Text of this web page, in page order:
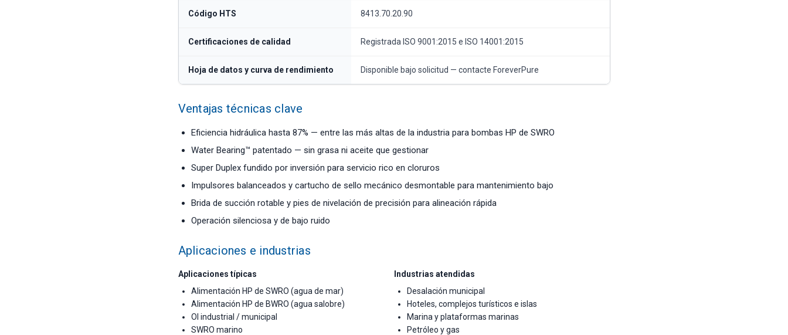
Código HTS 8413.70.20.90
Certificaciones de calidad Registrada ISO 9001:2015 e ISO 14001:2015
Hoja de datos y curva de rendimiento Disponible bajo solicitud — contacte ForeverPure
Ventajas técnicas clave
Eficiencia hidráulica hasta 87% — entre las más altas de la industria para bombas HP de SWRO
Water Bearing™ patentado — sin grasa ni aceite que gestionar
Super Duplex fundido por inversión para servicio rico en cloruros
Impulsores balanceados y cartucho de sello mecánico desmontable para mantenimiento bajo
Brida de succión rotable y pies de nivelación de precisión para alineación rápida
Operación silenciosa y de bajo ruido
Aplicaciones e industrias
Aplicaciones típicas
Alimentación HP de SWRO (agua de mar)
Alimentación HP de BWRO (agua salobre)
OI industrial / municipal
SWRO marino
Industrias atendidas
Desalación municipal
Hoteles, complejos turísticos e islas
Marina y plataformas marinas
Petróleo y gas